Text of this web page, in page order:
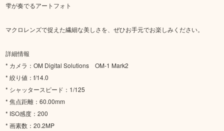
雫が奏でるアートフォト
マクロレンズで捉えた繊細な美しさを、ぜひお手元でお楽しみください。
詳細情報
* カメラ：OM Digital Solutions OM-1 Mark2
* 絞り値：f/14.0
* シャッタースピード：1/125
* 焦点距離：60.00mm
* ISO感度：200
* 画素数：20.2MP